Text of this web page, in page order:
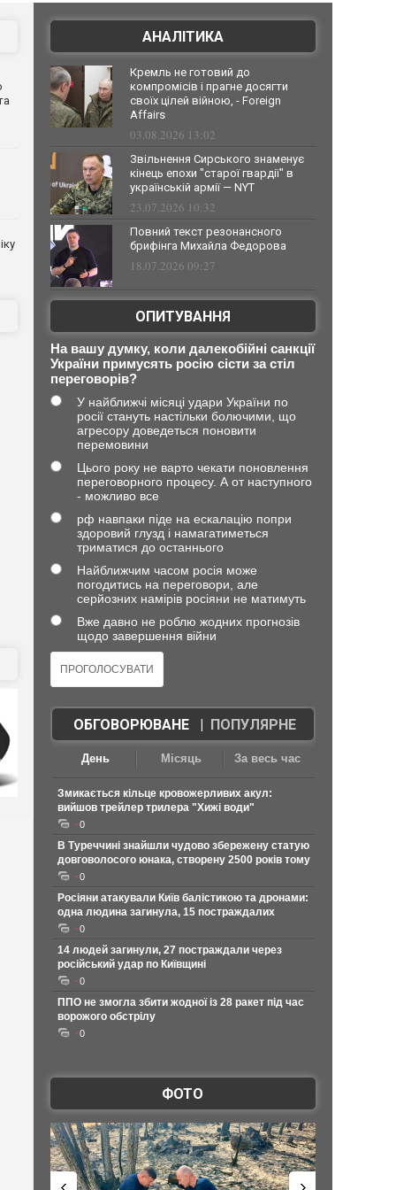
АНАЛІТИКА
Кремль не готовий до
компромісів і прагне досягти
своїх цілей війною, - Foreign
Affairs
03.08.2026 13:02
Звільнення Сирського знаменує
кінець епохи "старої гвардії" в
українській армії — NYT
23.07.2026 10:32
Повний текст резонансного
брифінга Михайла Федорова
18.07.2026 09:27
ОПИТУВАННЯ
На вашу думку, коли далекобійні санкції
України примусять росію сісти за стіл
переговорів?
У найближчі місяці удари України по
росії стануть настільки болючими, що
агресору доведеться поновити
перемовини
Цього року не варто чекати поновлення
переговорного процесу. А от наступного
- можливо все
рф навпаки піде на ескалацію попри
здоровий глузд і намагатиметься
триматися до останнього
Найближчим часом росія може
погодитись на переговори, але
серйозних намірів росіяни не матимуть
Вже давно не роблю жодних прогнозів
щодо завершення війни
ОБГОВОРЮВАНЕ| ПОПУЛЯРНЕ
День Місяць За весь час
Змикається кільце кровожерливих акул:
вийшов трейлер трилера "Хижі води"
0
В Туреччині знайшли чудово збережену статую
довговолосого юнака, створену 2500 років тому
0
Росіяни атакували Київ балістикою та дронами:
одна людина загинула, 15 постраждалих
0
14 людей загинули, 27 постраждали через
російський удар по Київщині
0
ППО не змогла збити жодної із 28 ракет під час
ворожого обстрілу
0
ФОТО